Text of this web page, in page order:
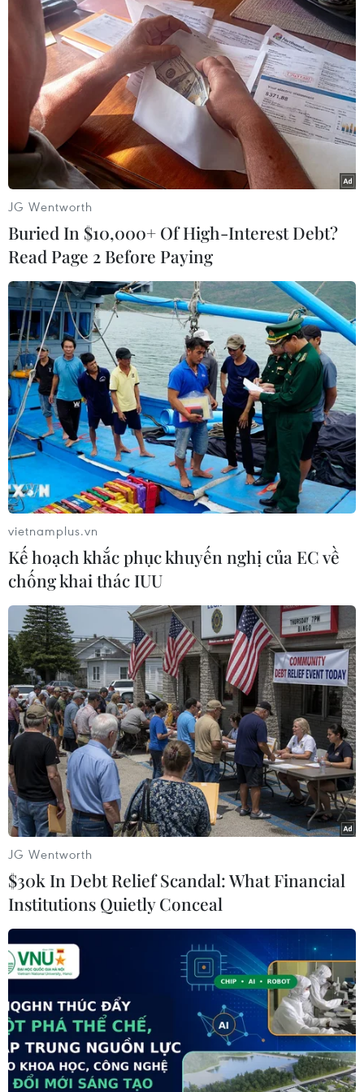
Mỹ, EU không công nhận trưng cầu dân ý
ở miền Đông Ukraine
12/05/2014 22:40
Mỹ cho rằng cuộc bỏ phiếu do các thành phần ly khai
tổ chức là nhằm chia rẽ Ukraine trong khi EU coi sự kiện
này là bất hợp pháp và không đáng tin cậy.
Phe ly khai tại Donetsk muốn gia nhập
Liên bang Nga
12/05/2014 14:54
Một trong những thủ lĩnh của cuộc nổi loạn đòi ly khai
tại miền Đông Ukraine tuyên bố rằng việc gia nhập Liên
JG Wentworth
Buried In $10,000+ Of High-Interest Debt?
Read Page 2 Before Paying
vietnamplus.vn
Kế hoạch khắc phục khuyến nghị của EC về
chống khai thác IUU
JG Wentworth
$30k In Debt Relief Scandal: What Financial
Institutions Quietly Conceal